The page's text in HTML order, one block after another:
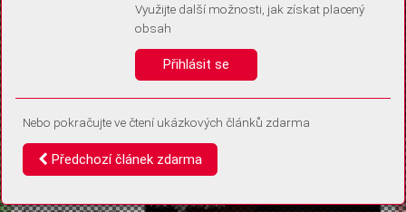
Vaše souhlasy a odmítnutí si ukládáme do vašeho zařízení, abychom se
vás už příště znovu neptali. Můžete je kdykoli později upravit ve Správě
Využijte další možnosti, jak získat placený
obsah
Přihlásit se
Nebo pokračujte ve čtení ukázkových článků zdarma
Předchozí článek zdarma